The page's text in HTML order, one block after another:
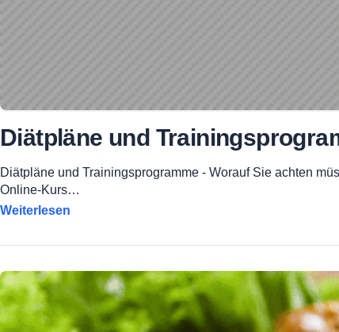
Diätpläne und
Diätpläne und Trainingsprogramme - Worauf Sie achten
Online-Kurs…
Weiterlesen